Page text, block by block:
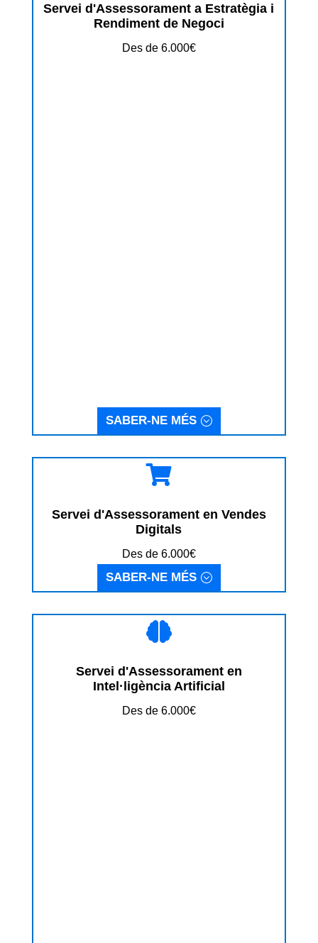
Servei d'Assessorament a Estratègia i
Rendiment de Negoci
Des de 6.000€
SABER-NE MÉS

Servei d'Assessorament en Vendes
Digitals
Des de 6.000€
SABER-NE MÉS

Servei d'Assessorament en
Intel·ligència Artificial
Des de 6.000€